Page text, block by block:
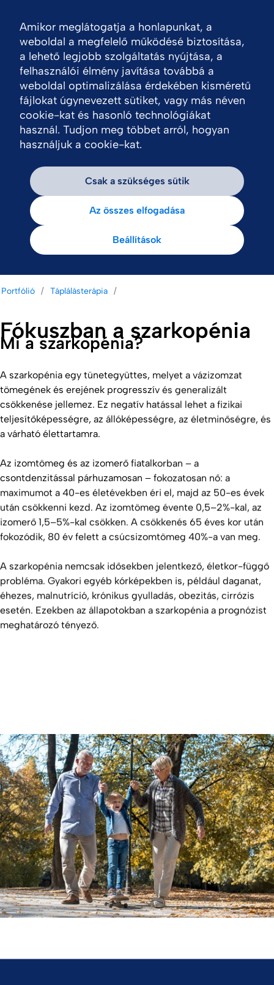
Portfólió Táplálásterápia
Fókuszban a szarkopénia
Mi a szarkopénia?
A szarkopénia egy tünetegyüttes, melyet a vázizomzat
tömegének és erejének progresszív és generalizált
csökkenése jellemez. Ez negatív hatással lehet a fizikai
teljesítőképességre, az állóképességre, az életminőségre, és
a várható élettartamra.
Az izomtömeg és az izomerő fiatalkorban – a
csontdenzitással párhuzamosan – fokozatosan nő: a
maximumot a 40-es életévekben éri el, majd az 50-es évek
után csökkenni kezd. Az izomtömeg évente 0,5–2%-kal, az
izomerő 1,5–5%-kal csökken. A csökkenés 65 éves kor után
fokozódik, 80 év felett a csúcsizomtömeg 40%-a van meg.
A szarkopénia nemcsak idősekben jelentkező, életkor-függő
probléma. Gyakori egyéb kórképekben is, például daganat,
éhezes, malnutríció, krónikus gyulladás, obezitás, cirrózis
esetén. Ezekben az állapotokban a szarkopénia a prognózist
meghatározó tényező.
Amikor meglátogatja a honlapunkat, a
weboldal a megfelelő működésé biztosítása,
a lehető legjobb szolgáltatás nyújtása, a
felhasználói élmény javítása továbbá a
weboldal optimalizálása érdekében kisméretű
fájlokat úgynevezett sütiket, vagy más néven
cookie-kat és hasonló technológiákat
használ. Tudjon meg többet arról, hogyan
használjuk a cookie-kat.
Csak a szükséges sütik
Az összes elfogadása
Beállítások